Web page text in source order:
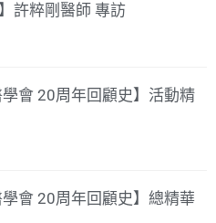
許粹剛醫師 專訪
學會 20周年回顧史】活動精
學會 20周年回顧史】總精華